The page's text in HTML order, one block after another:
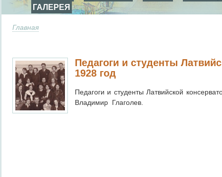
ГАЛЕРЕЯ
Главная
Педагоги и студенты
1928 год
Педагоги и студенты Латвийской
Владимир Глаголев.